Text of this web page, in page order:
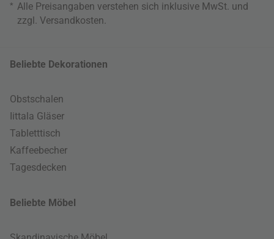
* Alle Preisangaben verstehen sich inklusive MwSt. und
zzgl. Versandkosten.
Beliebte Dekorationen
Obstschalen
Iittala Gläser
Tabletttisch
Kaffeebecher
Tagesdecken
Beliebte Möbel